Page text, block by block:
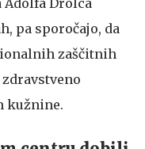
pa sporočajo, da
zaščitnih
kužnine.